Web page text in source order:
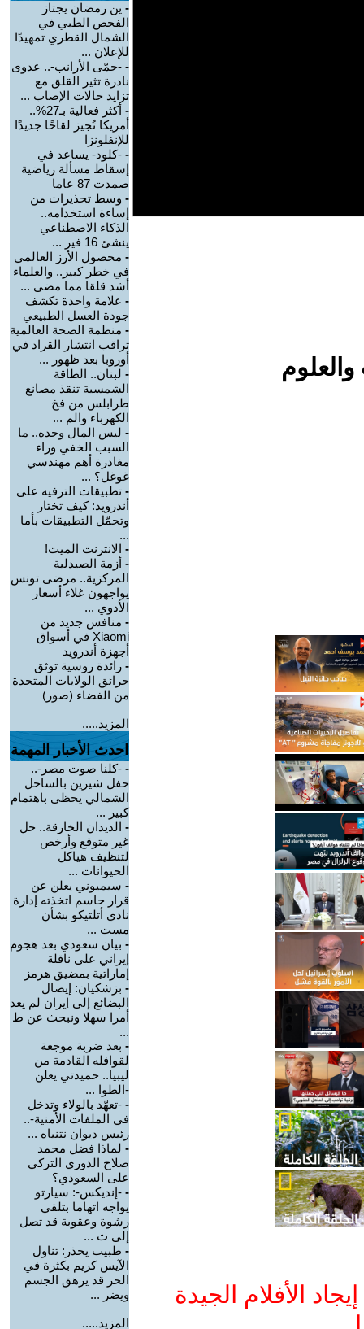
الأفلام الجيدة
- ين رمضان يجتاز
الفحص الطبي في
الشمال القطري تمهيدًا
للإعلان ...
- -حمّى الأرانب-.. عدوى
نادرة تثير القلق مع
تزايد حالات الإصاب ...
-
أكثر فعالية بـ27%..
أمريكا تُجيز لقاحًا جديدًا
للإنفلونزا
- -كلود- يساعد في
إسقاط مسألة رياضية
صمدت 87 عاما
- وسط تحذيرات من
إساءة استخدامه..
الذكاء الاصطناعي
ينشئ 16 فير ...
- محصول الأرز العالمي
في خطر كبير.. والعلماء
أشد قلقا مما مضى ...
- علامة واحدة تكشف
جودة العسل الطبيعي
- منظمة الصحة العالمية
تراقب انتشار القراد في
أوروبا بعد ظهور ...
- لبنان.. الطاقة
الشمسية تنقذ مصانع
طرابلس من فخ
الكهرباء والم ...
- ليس المال وحده.. ما
السبب الخفي وراء
مغادرة أهم مهندسي
غوغل؟ ...
- تطبيقات الترفيه على
أندرويد: كيف تختار
وتحمّل التطبيقات بأما
...
- الانترنت الميت!
- أزمة الصيدلية
المركزية.. مرضى تونس
يواجهون غلاء أسعار
الأدوي ...
- منافس جديد من
Xiaomi في أسواق
أجهزة أندرويد
- رائدة روسية توثق
حرائق الولايات المتحدة
من الفضاء (صور)
المزيد.....
احدث الأخبار المهمة
- -كلنا صوت مصر-..
حفل شيرين بالساحل
الشمالي يحظى باهتمام
كبير ...
- الديدان الخارقة.. حل
غير متوقع وأرخص
لتنظيف هياكل
الحيوانات ...
- سيميوني يعلن عن
قرار حاسم اتخذته إدارة
نادي أتلتيكو بشأن
مست ...
- بيان سعودي بعد هجوم
إيراني على ناقلة
إماراتية بمضيق هرمز
- بزشكيان: إيصال
البضائع إلى إيران لم يعد
أمرا سهلا ونبحث عن ط
...
- بعد ضربة موجعة
لقوافله القادمة من
ليبيا.. حميدتي يعلن
-الطوا ...
- -تعهّد بالولاء وتدخل
في الملفات الأمنية-..
رئيس ديوان نتنياه ...
- لماذا فضل محمد
صلاح الدوري التركي
على السعودي؟
- -إنديكس-: سيارتو
يواجه اتهاما بتلقي
رشوة وعقوبة قد تصل
إلى ث ...
- طبيب يحذر: تناول
الآيس كريم بكثرة في
الحر قد يرهق الجسم
ويضر ...
المزيد.....